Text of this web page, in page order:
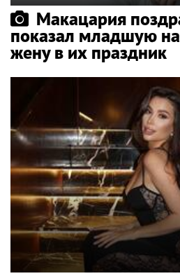
Макацария
показал младшую
жену в их праздник